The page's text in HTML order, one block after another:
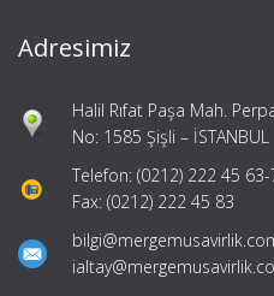
Adresimiz
Halil Rıfat Paşa Mah.
No: 1585 Şişli – İSTANBUL
Telefon: (0212) 222 45 63-
Fax: (0212) 222 45 83